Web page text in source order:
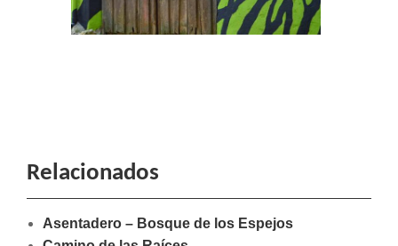
Relacionados
Asentadero – Bosque de los Espejos